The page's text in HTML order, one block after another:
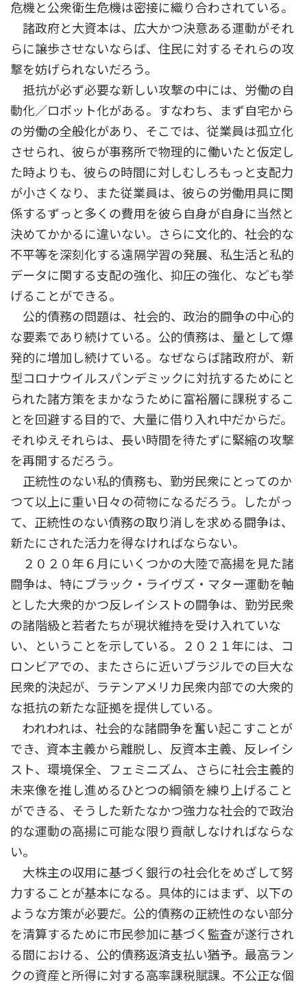
危機と公衆衛生危機は密接に織り合わされている。
諸政府と大資本は、広大かつ決意ある運動がそれ
らに譲歩させないならば、住民に対するそれらの攻
撃を妨げられないだろう。
抵抗が必ず必要な新しい攻撃の中には、労働の自
動化／ロボット化がある。すなわち、まず自宅から
の労働の全般化があり、そこでは、従業員は孤立化
させられ、彼らが事務所で物理的に働いたと仮定し
た時よりも、彼らの時間に対しむしろもっと支配力
が小さくなり、また従業員は、彼らの労働用具に関
係するずっと多くの費用を彼ら自身が自身に当然と
決めてかかるに違いない。さらに文化的、社会的な
不平等を深刻化する遠隔学習の発展、私生活と私的
データに関する支配の強化、抑圧の強化、なども挙
げることができる。
公的債務の問題は、社会的、政治的闘争の中心的
な要素であり続けている。公的債務は、量として爆
発的に増加し続けている。なぜならば諸政府が、新
型コロナウイルスパンデミックに対抗するためにと
られた諸方策をまかなうために富裕層に課税するこ
とを回避する目的で、大量に借り入れ中だからだ。
それゆえそれらは、長い時間を待たずに緊縮の攻撃
を再開するだろう。
正統性のない私的債務も、勤労民衆にとってのか
つて以上に重い日々の荷物になるだろう。したがっ
て、正統性のない債務の取り消しを求める闘争は、
新たにされた活力を得なければならない。
２０２０年６月にいくつかの大陸で高揚を見た諸
闘争は、特にブラック・ライヴズ・マター運動を軸
とした大衆的かつ反レイシストの闘争は、勤労民衆
の諸階級と若者たちが現状維持を受け入れていな
い、ということを示している。２０２１年には、コ
ロンビアでの、またさらに近いブラジルでの巨大な
民衆的決起が、ラテンアメリカ民衆内部での大衆的
な抵抗の新たな証拠を提供している。
われわれは、社会的な諸闘争を奮い起こすことが
でき、資本主義から離脱し、反資本主義、反レイシ
スト、環境保全、フェミニズム、さらに社会主義的
未来像を推し進めるひとつの綱領を練り上げること
ができる、そうした新たなかつ強力な社会的で政治
的な運動の高揚に可能な限り貢献しなければならな
い。
大株主の収用に基づく銀行の社会化をめざして努
力することが基本になる。具体的にはまず、以下の
ような方策が必要だ。公的債務の正統性のない部分
を清算するために市民参加に基づく監査が遂行され
る間における、公的債務返済支払い猶予。最高ラン
クの資産と所得に対する高率課税賦課。不公正な個